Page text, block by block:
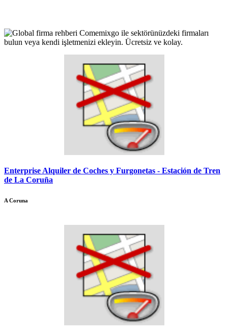
Enterprise Alquiler de Coches y Furgonetas - Estación de Tren
de La Coruña
A Coruna